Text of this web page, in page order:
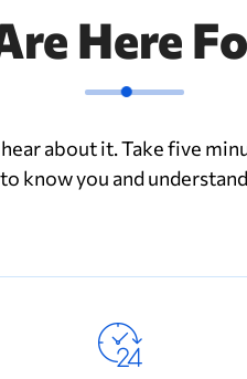
Here
hear about it. Take five
know you and